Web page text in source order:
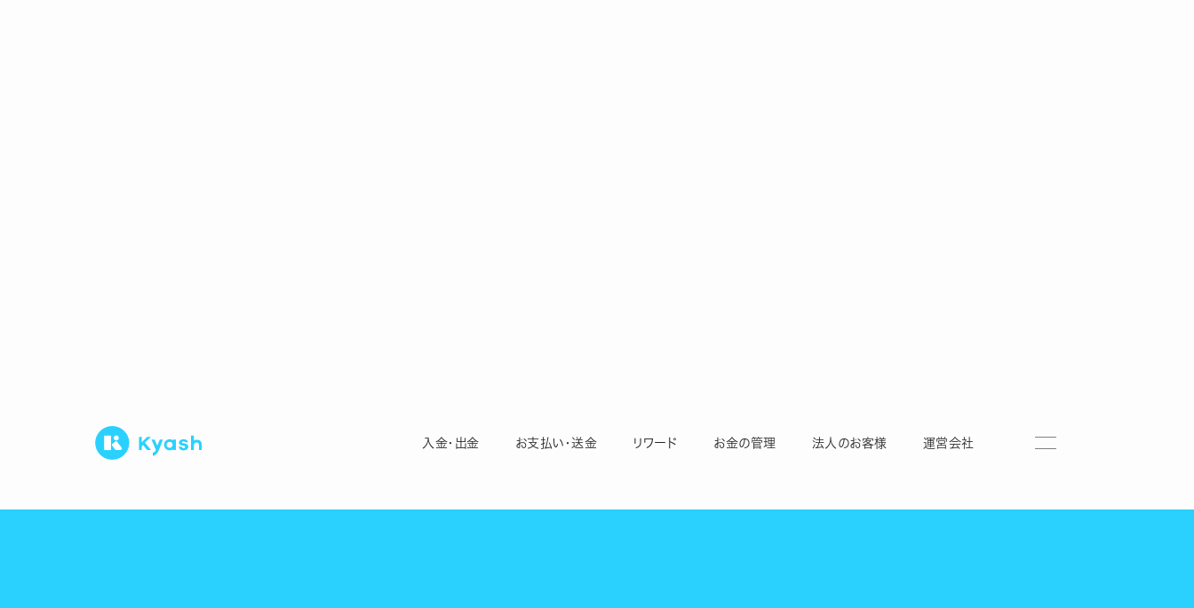
入金・出金 お支払い・送金 リワード お金の管理 法人のお客様 運営会社